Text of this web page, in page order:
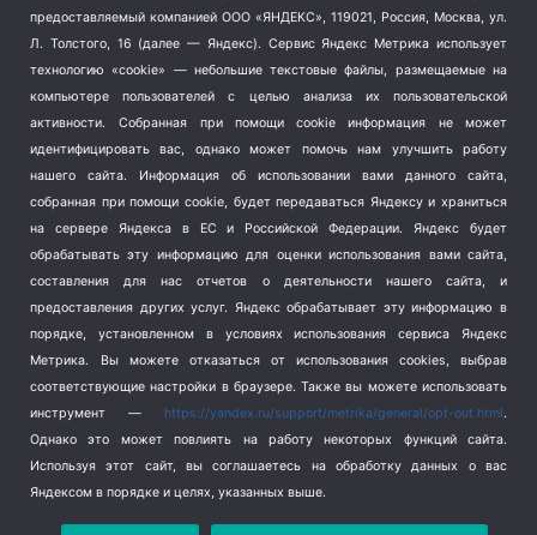
Терроризм (1)
Транспорт (262)
Туризм (178)
Флот (76)
Школа и спорт (2)
Экология (8)
Экономика (1172)
Copyright © 2026
предоставляемый компанией ООО «ЯНДЕКС», 119021, Россия, Москва, ул.
Л. Толстого, 16 (далее — Яндекс). Сервис Яндекс Метрика использует
технологию «cookie» — небольшие текстовые файлы, размещаемые на
компьютере пользователей с целью анализа их пользовательской
активности.
Собранная при помощи cookie информация не может
идентифицировать вас, однако может помочь нам улучшить работу
нашего сайта. Информация об использовании вами данного сайта,
собранная при помощи cookie, будет передаваться Яндексу и храниться
на сервере Яндекса в ЕС и Российской Федерации. Яндекс будет
обрабатывать эту информацию для оценки использования вами сайта,
составления для нас отчетов о деятельности нашего сайта, и
предоставления других услуг. Яндекс обрабатывает эту информацию в
порядке, установленном в условиях использования сервиса Яндекс
Метрика.
Вы можете отказаться от использования cookies, выбрав
соответствующие настройки в браузере. Также вы можете использовать
инструмент — https://yandex.ru/support/metrika/general/opt-out.html.
Однако это может повлиять на работу некоторых функций сайта.
Используя этот сайт, вы соглашаетесь на обработку данных о вас
Яндексом в порядке и целях, указанных выше.